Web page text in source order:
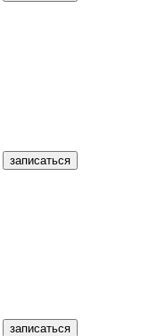
записаться
записаться